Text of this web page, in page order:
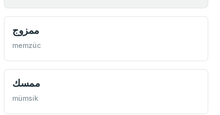
ممزوج
memzüc
ممسك
mümsik